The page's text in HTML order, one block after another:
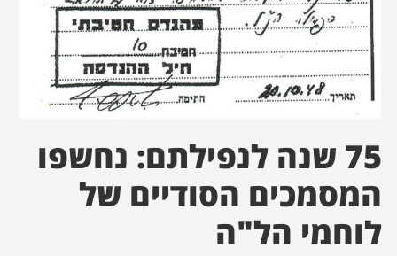
מקומית
עסקים
75 שנה לנפילתם: נחשפו
המסמכים הסודיים של
לוחמי הל"ה